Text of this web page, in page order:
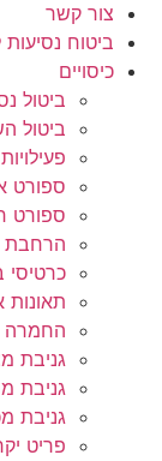
צור קשר
ביטוח
כיסויים
ביטול
ביטול
ספורט
ספורט
הרחבת
כרטיסי
תאונות
החמרה
גניבת
גניבת
גניבת
פריט